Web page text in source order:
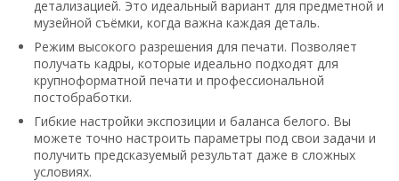
детализацией. Это идеальный вариант для предметной и
музейной съёмки, когда важна каждая деталь.
Режим высокого разрешения для печати. Позволяет
получать кадры, которые идеально подходят для
крупноформатной печати и профессиональной
постобработки.
Гибкие настройки экспозиции и баланса белого. Вы
можете точно настроить параметры под свои задачи и
получить предсказуемый результат даже в сложных
условиях.